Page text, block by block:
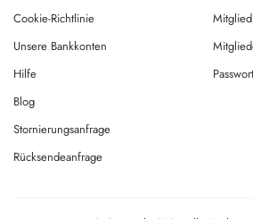
Cookie-Richtlinie
Unsere Bankkonten
Hilfe
Blog
Stornierungsanfrage
Rücksendeanfrage